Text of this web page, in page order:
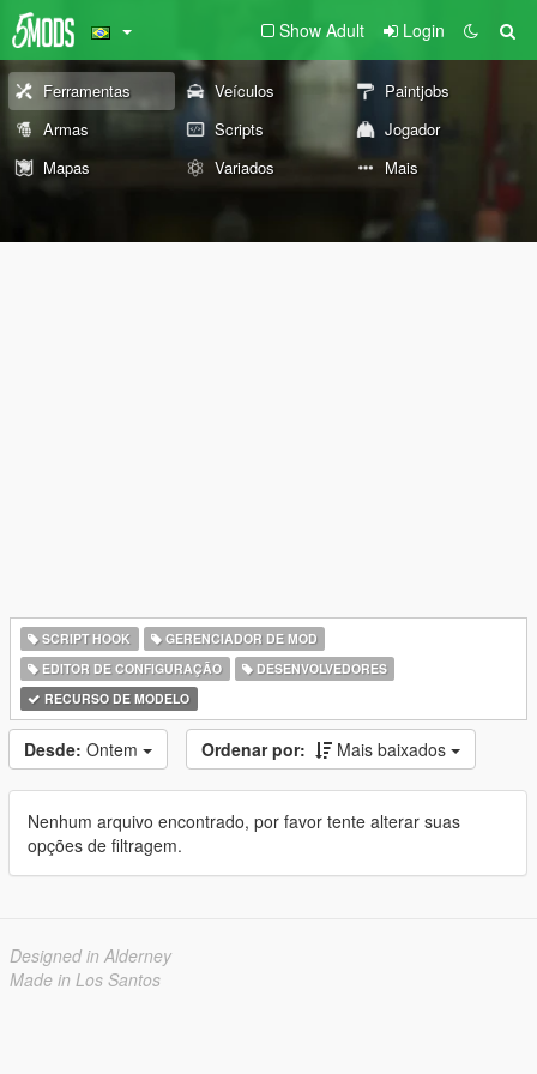
Show Adult Login
Ferramentas Veículos
Paintjobs
Armas
Scripts
Jogador
Mapas
Variados Mais
SCRIPT HOOK
GERENCIADOR DE MOD
EDITOR DE CONFIGURAÇÃO
DESENVOLVEDORES
RECURSO DE MODELO
Desde: Ontem Ordenar por: Mais baixados
Nenhum arquivo encontrado, por favor tente alterar suas
opções de filtragem.
Designed in Alderney
Made in Los Santos